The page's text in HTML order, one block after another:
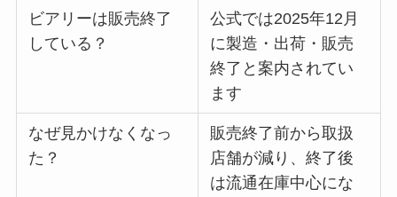
ビアリーは販売終了
している？
公式では2025年12月
に製造・出荷・販売
終了と案内されてい
ます
なぜ見かけなくなっ
た？
販売終了前から取扱
店舗が減り、終了後
は流通在庫中心にな